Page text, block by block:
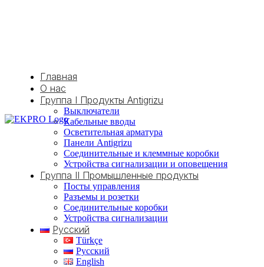
Главная
О нас
Группа I Продукты Antigrizu
Выключатели
Кабельные вводы
Осветительная арматура
Панели Antigrizu
Соединительные и клеммные коробки
Устройства сигнализации и оповещения
Группа II Промышленные продукты
Посты управления
Разъемы и розетки
Соединительные коробки
Устройства сигнализации
Русский
Türkçe
Русский
English